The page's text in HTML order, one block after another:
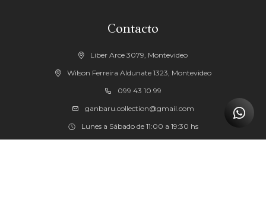
Contacto
Liber Arce 3079, Montevideo
Wilson Ferreira Aldunate 1323, Montevideo
099 43 10 99
ganbaru.collection@gmail.com
Lunes a Sábado de 11:00 a 19:30 hs